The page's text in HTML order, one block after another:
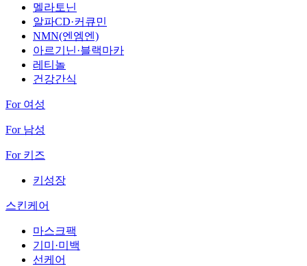
멜라토닌
알파CD·커큐민
NMN(엔엠엔)
아르기닌·블랙마카
레티놀
건강간식
For 여성
For 남성
For 키즈
키성장
스킨케어
마스크팩
기미·미백
선케어